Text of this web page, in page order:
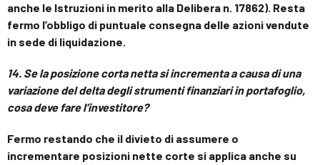
anche le Istruzioni in merito alla Delibera n. 17862). Resta
fermo l’obbligo di puntuale consegna delle azioni vendute
in sede di liquidazione.
14. Se la posizione corta netta si incrementa a causa di una
variazione del delta degli strumenti finanziari in portafoglio,
cosa deve fare l’investitore?
Fermo restando che il divieto di assumere o
incrementare posizioni nette corte si applica anche su